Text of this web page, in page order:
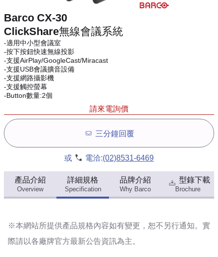
Barco CX-30
ClickShare無線會議系統
-適用中小型會議室
-按下按鈕快速無線投影
-支援AirPlay/GoogleCast/Miracast
-支援USB會議擴音設備
-支援網路攝影機
-支援觸控螢幕
-Button數量:2個
請來電詢價
三分鐘回覆
或 電洽:(02)8531-6469
產品介紹
Overview
詳細規格
Specification
品牌介紹
Why Barco
型錄下載
Brochure
※本網站所提供產品規格內容如有變更，恕不另行通知。實
際請以各廠牌官方最新公告資訊為主。